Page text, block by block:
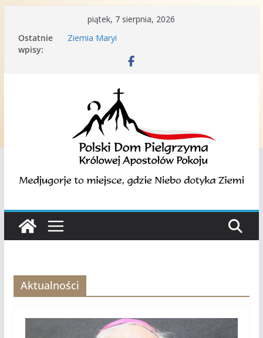
treści
piątek, 7 sierpnia, 2026
Ostatnie
wpisy:
Ziemia Maryi
doświadczenia duchowego związanego z
Medziugorie | 19 września 2024
Medjugorskie dyskusje
Aktualności